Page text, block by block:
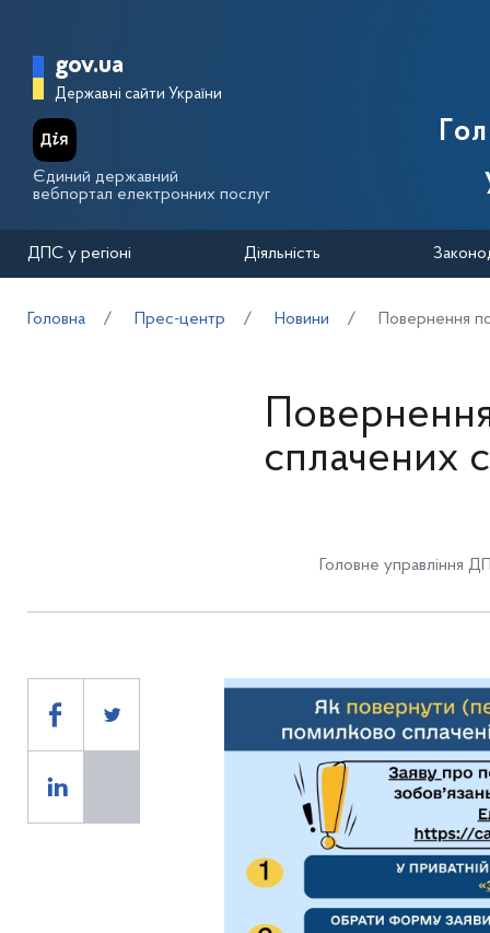
Головна сторінка Державної
gov.ua
Державні сайти України
Єдиний державний
вебпортал електронних послуг
ДПС у регіоні Діяльність
Головна Прес-центр Новини Повернення
сплачених
Головне управління